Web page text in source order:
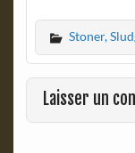
c
e
b
o
o
k
i
n
t
F
r
e
Stoner,
Laisser un